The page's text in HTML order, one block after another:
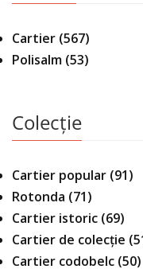
Cartier (567)
Polisalm (53)
Colecție
Cartier popular (91)
Rotonda (71)
Cartier istoric (69)
Cartier de colecție
Cartier codobelc (50)